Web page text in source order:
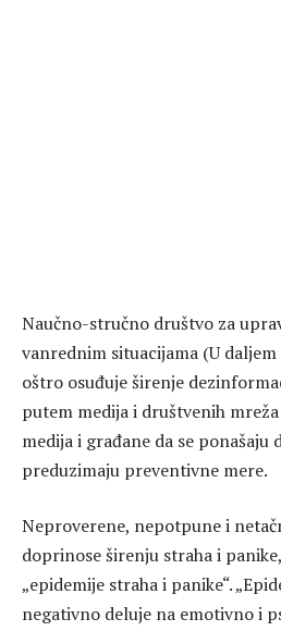
Naučno-stručno društvo za
vanrednim situacijama (U daljem
oštro osuđuje širenje
putem medija i društvenih
medija i građane da se
preduzimaju preventivne mere.
Neproverene, nepotpune i
doprinose širenju straha i
„epidemije straha i panike“.
negativno deluje na emotivno i